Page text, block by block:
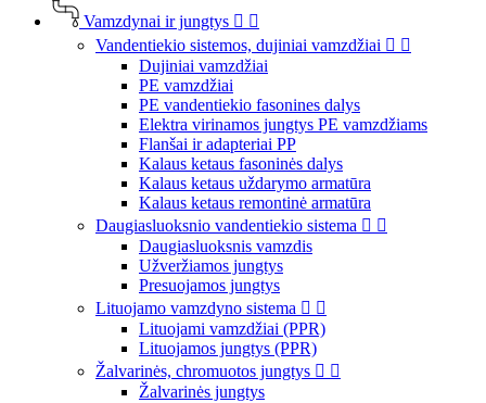
Vamzdynai ir jungtys  
Vandentiekio sistemos, dujiniai vamzdžiai  
Dujiniai vamzdžiai
PE vamzdžiai
PE vandentiekio fasonines dalys
Elektra virinamos jungtys PE vamzdžiams
Flanšai ir adapteriai PP
Kalaus ketaus fasoninės dalys
Kalaus ketaus uždarymo armatūra
Kalaus ketaus remontinė armatūra
Daugiasluoksnio vandentiekio sistema  
Daugiasluoksnis vamzdis
Užveržiamos jungtys
Presuojamos jungtys
Lituojamo vamzdyno sistema  
Lituojami vamzdžiai (PPR)
Lituojamos jungtys (PPR)
Žalvarinės, chromuotos jungtys  
Žalvarinės jungtys